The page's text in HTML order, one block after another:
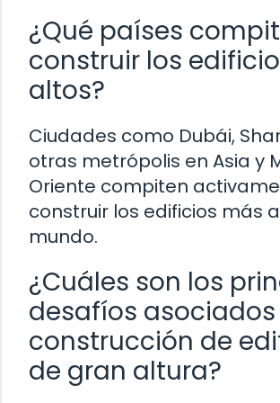
¿Qué países
construir los
altos?
Ciudades como Dubái,
otras metrópolis en Asia y
Oriente compiten
construir los edificios más
mundo.
¿Cuáles son los
desafíos
construcción de
de gran altura?